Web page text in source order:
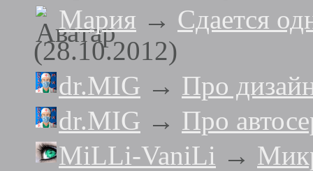
Мария → Сдается
(28.10.2012)
dr.MIG → Про
dr.MIG → Про
MiLLi-VaniLi →